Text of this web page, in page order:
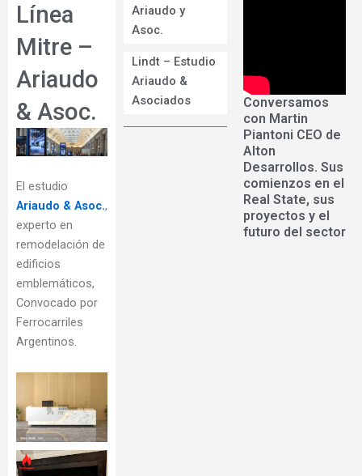
Línea
Mitre –
Ariaudo
& Asoc.
El estudio
Ariaudo & Asoc.,
experto en
remodelación de
edificios
emblemáticos,
Convocado por
Ferrocarriles
Argentinos.
Ariaudo y
Asoc.
Lindt – Estudio
Ariaudo &
Asociados
Conversamos
con Martin
Piantoni CEO de
Alton
Desarrollos. Sus
comienzos en el
Real State, sus
proyectos y el
futuro del sector